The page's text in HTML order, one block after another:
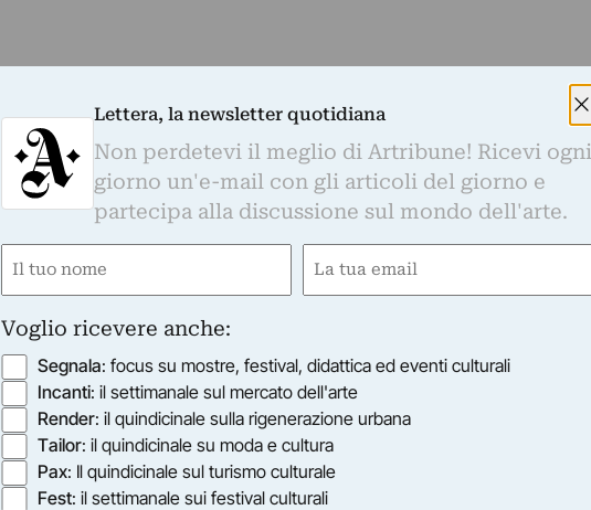
Lettera, la newsletter quotidiana
Non perdetevi il meglio di Artribune! Ricevi ogni
giorno un'e-mail con gli articoli del giorno e
partecipa alla discussione sul mondo dell'arte.
Nome
Email
Voglio ricevere anche:
Segnala: focus su mostre, festival, didattica ed eventi culturali
Incanti: il settimanale sul mercato dell'arte
Render: il quindicinale sulla rigenerazione urbana
Tailor: il quindicinale su moda e cultura
Pax: Il quindicinale sul turismo culturale
Fest: il settimanale sui festival culturali